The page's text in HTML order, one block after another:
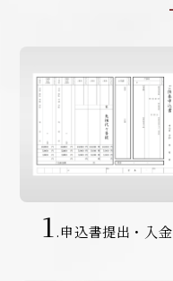
1 .申込書提出・入金